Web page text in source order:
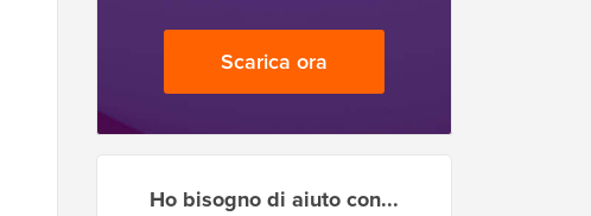
Scarica ora
Ho bisogno di aiuto con...